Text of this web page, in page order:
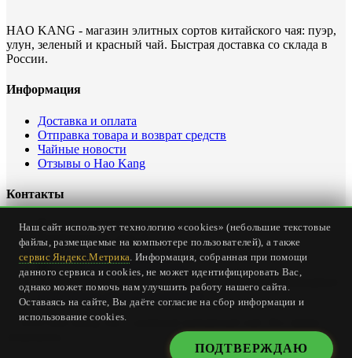
HAO KANG - магазин элитных сортов китайского чая: пуэр,
улун, зеленый и красный чай. Быстрая доставка со склада в
России.
Информация
Доставка и оплата
Отправка товара и возврат средств
Чайные новости
Отзывы о Hao Kang
Контакты
Офис интернет магазина: Россия, Севастополь, ул.
Карантинная, дом 23
Тел.+7 (978) 147-24-00
Email:office@haokang.ru
Приём заказов на сайте круглосуточно без выходных
страница о доставке и оплате
© 2018 Hao Kang Tea - элитный китайский чай. Все права
Наш сайт использует технологию «cookies» (небольшие текстовые
файлы, размещаемые на компьютере пользователей), а также
сервис Яндекс.Метрика. Информация, собранная при помощи
данного сервиса и cookies, не может идентифицировать Вас,
однако может помочь нам улучшить работу нашего сайта.
Оставаясь на сайте, Вы даёте согласие на сбор информации и
использование cookies.
ПОДТВЕРЖДАЮ